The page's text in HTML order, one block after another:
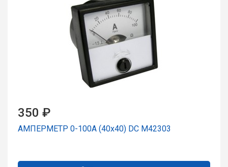
350 ₽
АМПЕРМЕТР 0-100А (40x40) DC М42303